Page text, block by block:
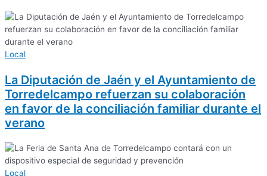
Local
La Diputación de Jaén y el Ayuntamiento de
Torredelcampo refuerzan su colaboración
en favor de la conciliación familiar durante el
verano
Local